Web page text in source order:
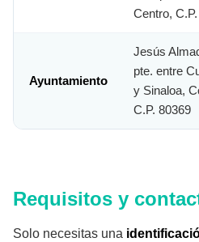
Centro,
Ayuntamiento
Jesús
pte. entre
y Sinaloa,
C.P. 80369
Requisitos y
Solo necesitas una